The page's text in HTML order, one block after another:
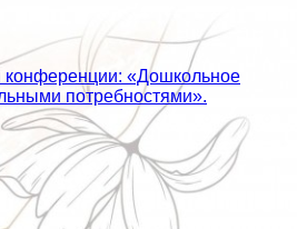
конференции: «Дошкольное
потребностями».